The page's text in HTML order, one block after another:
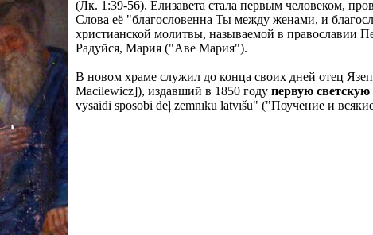
(Лк. 1:39-56). Елизавета стала первым человеком,
Слова её "благословенна Ты между женами, и
христианской молитвы, называемой в православии
Радуйся, Мария ("Аве Мария").
В новом храме служил до конца своих дней отец
Macilewicz]), издавший в 1850 году первую
vysaidi sposobi deļ zemnīku latvīšu" ("Поучение и